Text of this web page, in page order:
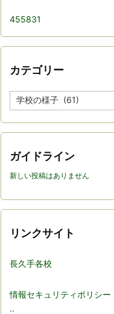
455831
カテゴリー
カ
テ
リ
ガイドライン
新しい投稿はありません
リンクサイト
長久手各校
情報セキュリティポリシー
..